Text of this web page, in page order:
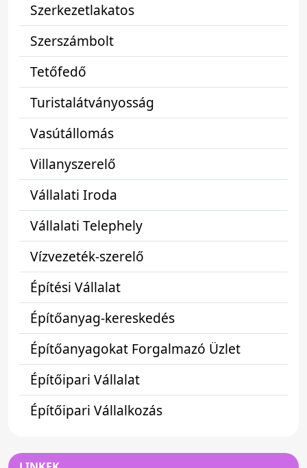
Szerkezetlakatos
Szerszámbolt
Tetőfedő
Turistalátványosság
Vasútállomás
Villanyszerelő
Vállalati Iroda
Vállalati Telephely
Vízvezeték-szerelő
Építési Vállalat
Építőanyag-kereskedés
Építőanyagokat Forgalmazó Üzlet
Építőipari Vállalat
Építőipari Vállalkozás